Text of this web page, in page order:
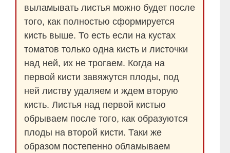
выламывать листья можно будет после
того, как полностью сформируется
кисть выше. То есть если на кустах
томатов только одна кисть и листочки
над ней, их не трогаем. Когда на
первой кисти завяжутся плоды, под
ней листву удаляем и ждем вторую
кисть. Листья над первой кистью
обрываем после того, как образуются
плоды на второй кисти. Таки же
образом постепенно обламываем